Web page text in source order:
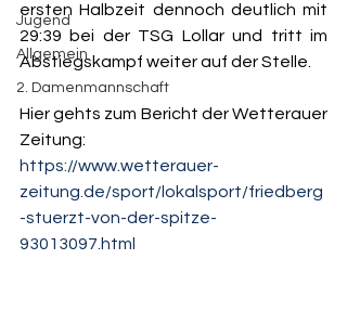
Jugend
Allgemein
2. Damenmannschaft
ersten Halbzeit dennoch deutlich mit
29:39 bei der TSG Lollar und tritt im
Abstiegskampf weiter auf der Stelle.
Hier gehts zum Bericht der Wetterauer
Zeitung:
https://www.wetterauer-
zeitung.de/sport/lokalsport/friedberg
-stuerzt-von-der-spitze-
93013097.html